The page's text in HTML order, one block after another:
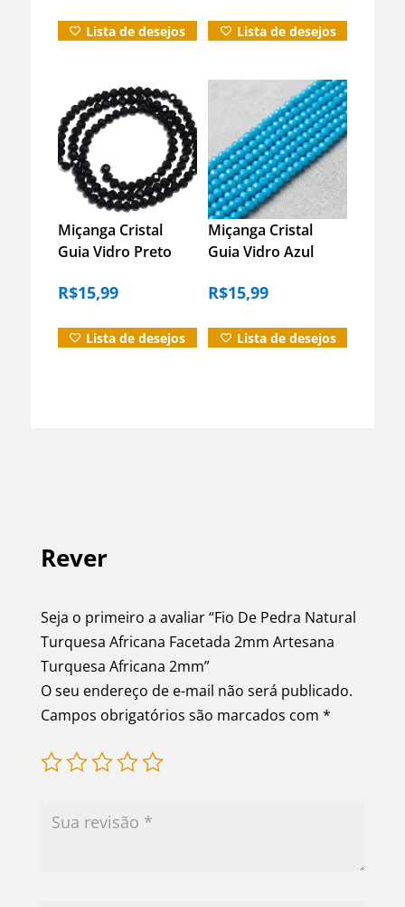
Lista de desejos Lista de desejos
Miçanga Cristal
Guia Vidro Preto
Espiritualidade
R$15,99
Lista de desejos
Miçanga Cristal
Guia Vidro Azul
Espiritualidade
8 Mm
R$15,99
Lista de desejos
Rever
Seja o primeiro a avaliar “Fio De Pedra Natural
Turquesa Africana Facetada 2mm Artesana
Turquesa Africana 2mm”
O seu endereço de e-mail não será publicado.
Campos obrigatórios são marcados com *